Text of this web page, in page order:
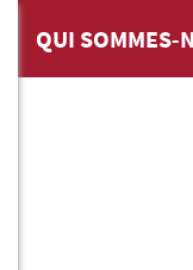
QUI SOMMES-